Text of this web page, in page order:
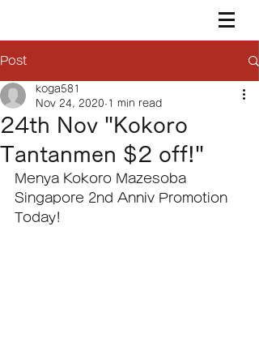
Post
24th Nov "Kokoro
Tantanmen $2 off!"
koga581
Nov 24, 2020 1 min read
Menya Kokoro Mazesoba
Singapore 2nd Anniv Promotion
Today!